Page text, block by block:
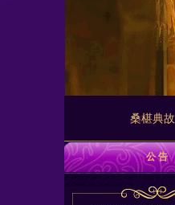
桑椹典故
公 告